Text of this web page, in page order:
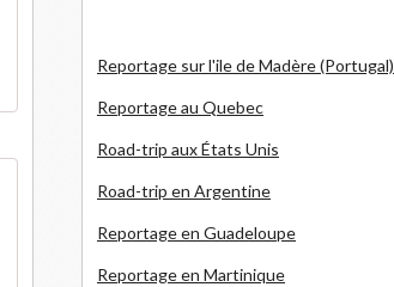
Reportage sur l'ile de Madère (Portugal)
Reportage au Quebec
Road-trip aux États Unis
Road-trip en Argentine
Reportage en Guadeloupe
Reportage en Martinique